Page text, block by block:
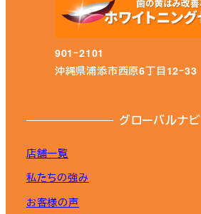
901ｰ2101
沖縄県浦添市西原6丁目12ｰ33
グローバルナビ
店舗一覧
私たちの強み
お客様の声